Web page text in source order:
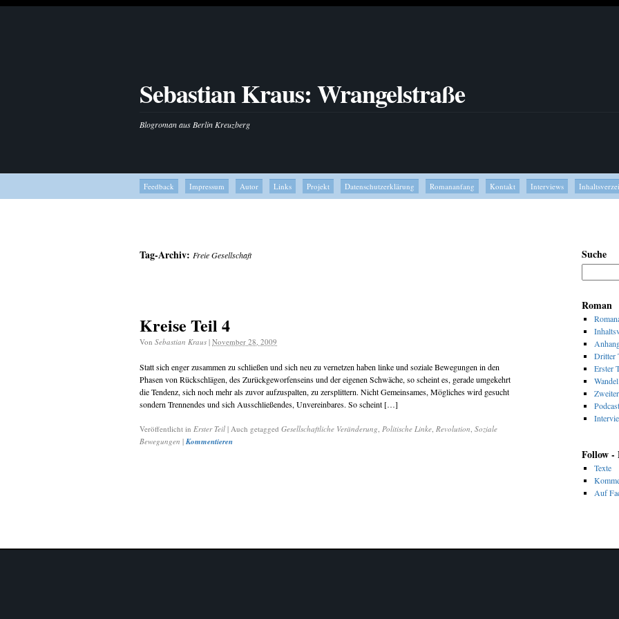
Sebastian Kraus: Wrangelstraße
Blogroman aus Berlin Kreuzberg
Feedback Impressum Autor Links Projekt Datenschutzerklärung Romananfang Kontakt Interviews
Tag-Archiv: Freie Gesellschaft
Kreise Teil 4
Von Sebastian Kraus | November 28, 2009
Statt sich enger zusammen zu schließen und sich neu zu vernetzen haben linke und soziale Bewegungen in den
Phasen von Rückschlägen, des Zurückgeworfenseins und der eigenen Schwäche, so scheint es, gerade umgekehrt
die Tendenz, sich noch mehr als zuvor aufzuspalten, zu zersplittern. Nicht Gemeinsames, Mögliches wird gesucht
sondern Trennendes und sich Ausschließendes, Unvereinbares. So scheint […]
Veröffentlicht in Erster Teil | Auch getagged Gesellschaftliche Veränderung, Politische Linke, Revolution, Soziale
Bewegungen | Kommentieren
Suche
Roman
Dritter
Erster
Podcast
Follow -
Texte
Auf